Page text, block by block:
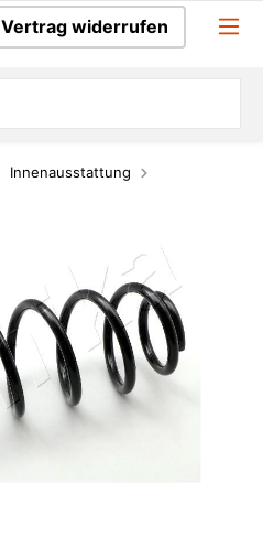
Vertrag widerrufen
Innenausstattung